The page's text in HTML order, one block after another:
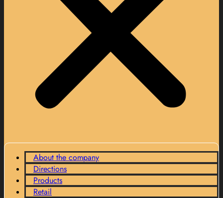
About the company
Directions
Products
Retail